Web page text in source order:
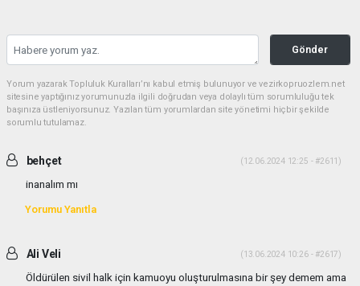
Gönder
Yorum yazarak Topluluk Kuralları’nı kabul etmiş bulunuyor ve vezirkopruozlem.net
sitesine yaptığınız yorumunuzla ilgili doğrudan veya dolaylı tüm sorumluluğu tek
başınıza üstleniyorsunuz. Yazılan tüm yorumlardan site yönetimi hiçbir şekilde
sorumlu tutulamaz.
behçet (12.06.2024 12:25 - #2611)
inanalım mı
Yorumu Yanıtla
Ali Veli (13.06.2024 10:26 - #2617)
Öldürülen sivil halk için kamuoyu oluşturulmasına bir şey demem ama